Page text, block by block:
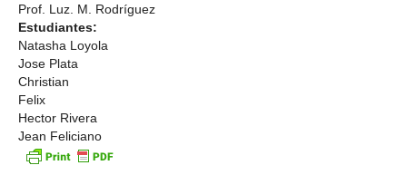
Prof. Luz. M. Rodríguez
Estudiantes:
Natasha Loyola
Jose Plata
Christian
Felix
Hector Rivera
Jean Feliciano